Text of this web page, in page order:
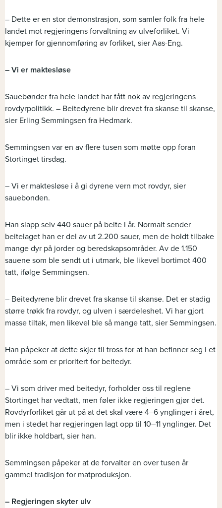
– Dette er en stor demonstrasjon, som samler folk fra hele
landet mot regjeringens forvaltning av ulveforliket. Vi
kjemper for gjennomføring av forliket, sier Aas-Eng.
– Vi er maktesløse
Sauebønder fra hele landet har fått nok av regjeringens
rovdyrpolitikk. – Beitedyrene blir drevet fra skanse til skanse,
sier Erling Semmingsen fra Hedmark.
Semmingsen var en av flere tusen som møtte opp foran
Stortinget tirsdag.
– Vi er maktesløse i å gi dyrene vern mot rovdyr, sier
sauebonden.
Han slapp selv 440 sauer på beite i år. Normalt sender
beitelaget han er del av ut 2.200 sauer, men de holdt tilbake
mange dyr på jorder og beredskapsområder. Av de 1.150
sauene som ble sendt ut i utmark, ble likevel bortimot 400
tatt, ifølge Semmingsen.
– Beitedyrene blir drevet fra skanse til skanse. Det er stadig
større trøkk fra rovdyr, og ulven i særdeleshet. Vi har gjort
masse tiltak, men likevel ble så mange tatt, sier Semmingsen.
Han påpeker at dette skjer til tross for at han befinner seg i et
område som er prioritert for beitedyr.
– Vi som driver med beitedyr, forholder oss til reglene
Stortinget har vedtatt, men føler ikke regjeringen gjør det.
Rovdyrforliket går ut på at det skal være 4–6 ynglinger i året,
men i stedet har regjeringen lagt opp til 10–11 ynglinger. Det
blir ikke holdbart, sier han.
Semmingsen påpeker at de forvalter en over tusen år
gammel tradisjon for matproduksjon.
– Regjeringen skyter ulv